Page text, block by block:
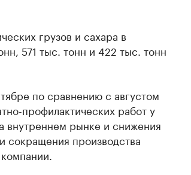
грузов и сахара в
571 тыс. тонн и 422 тыс. тонн
по сравнению с августом
профилактических работ у
внутреннем рынке и снижения
сокращения производства